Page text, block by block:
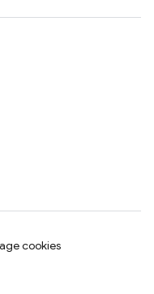
cookies